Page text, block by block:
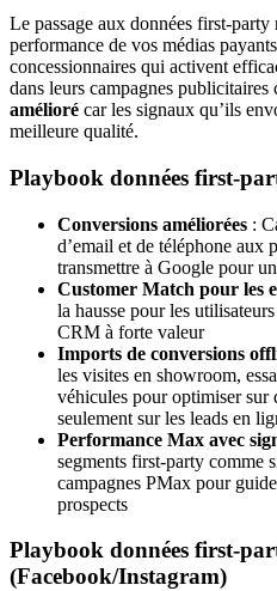
Le passage aux données first-party
performance de vos médias
concessionnaires qui activent
dans leurs campagnes publicitaires
amélioré car les signaux qu’ils
meilleure qualité.
Playbook données first-
Conversions améliorées :
d’email et de téléphone aux
transmettre à Google pour
Customer Match pour les
la hausse pour les
CRM à forte valeur
Imports de conversions
les visites en showroom,
véhicules pour optimiser sur
seulement sur les leads en
Performance Max avec
segments first-party comme
campagnes PMax pour
prospects
Playbook données first-
(Facebook/Instagram)